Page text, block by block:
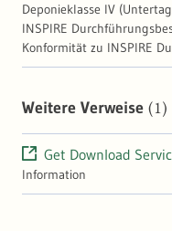
Deponieklasse IV
INSPIRE
Konformität zu INSPIRE
Weitere Verweise (1)
Get Download
Information